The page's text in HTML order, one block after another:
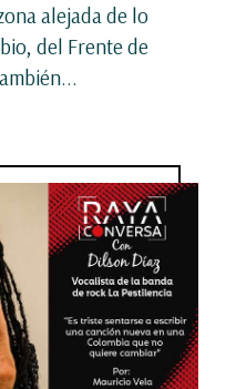
alejada de lo
del Frente de